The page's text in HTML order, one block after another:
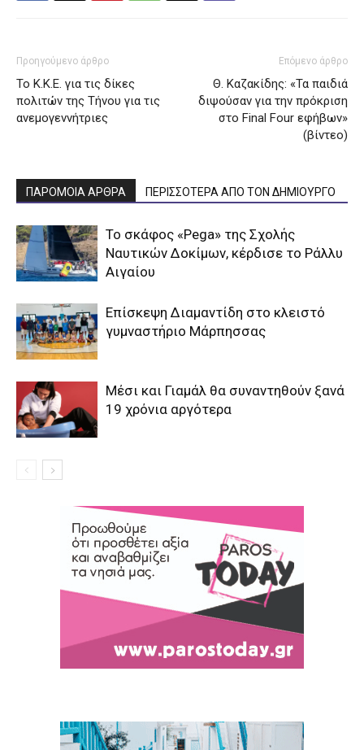
Προηγούμενο άρθρο
Το Κ.Κ.Ε. για τις δίκες
πολιτών της Τήνου για τις
ανεμογεννήτριες
Επόμενο άρθρο
Θ. Καζακίδης: «Τα παιδιά
διψούσαν για την πρόκριση
στο Final Four εφήβων»
(βίντεο)
ΠΑΡΟΜΟΙΑ ΑΡΘΡΑ ΠΕΡΙΣΣΟΤΕΡΑ ΑΠΟ ΤΟΝ ΔΗΜΙΟΥΡΓΟ
To σκάφος «Pega» της Σχολής
Ναυτικών Δοκίμων, κέρδισε το Ράλλυ
Αιγαίου
Επίσκεψη Διαμαντίδη στο κλειστό
γυμναστήριο Μάρπησσας
Μέσι και Γιαμάλ θα συναντηθούν ξανά
19 χρόνια αργότερα